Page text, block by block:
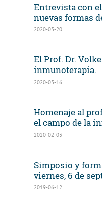
Entrevista con
nuevas formas
2020-03-20
El Prof. Dr.
inmunoterapia.
2020-03-16
Homenaje al
el campo de la
2020-02-03
Simposio y
viernes, 6 de
2019-06-12